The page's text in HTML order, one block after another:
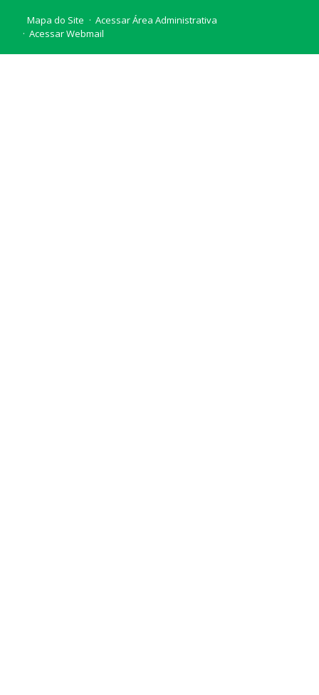
Mapa do Site
Acessar Área Administrativa
Acessar Webmail